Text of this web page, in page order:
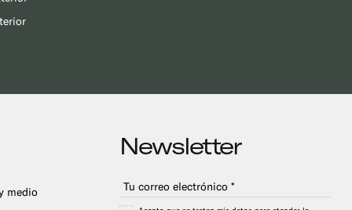
medio
Newsletter